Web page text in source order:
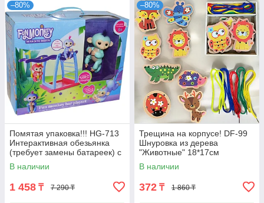
–80%
Помятая упаковка!!! HG-713
Интерактивная обезьянка
(требует замены батареек) с
площадкой для игры 24*31
В наличии
1 458 ₸ 7 290 ₸
–80%
Трещина на корпусе! DF-99
Шнуровка из дерева
"Животные" 18*17см
В наличии
372 ₸ 1 860 ₸